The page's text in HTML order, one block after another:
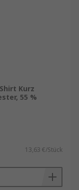
Kurz
55 %
13,63 €/Stück